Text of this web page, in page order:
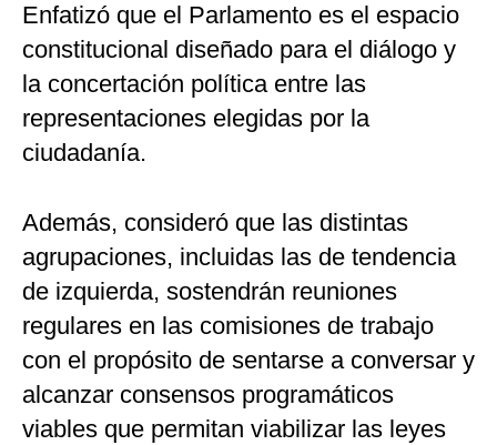
Enfatizó que el Parlamento es el espacio
constitucional diseñado para el diálogo y
la concertación política entre las
representaciones elegidas por la
ciudadanía.
Además, consideró que las distintas
agrupaciones, incluidas las de tendencia
de izquierda, sostendrán reuniones
regulares en las comisiones de trabajo
con el propósito de sentarse a conversar y
alcanzar consensos programáticos
viables que permitan viabilizar las leyes